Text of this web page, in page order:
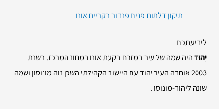
תיקון דלתות פנים פנדור בקריית אונו
לידיעתכם
יְהוּדהיה שמה של עיר במזרח בקעת אונו במחוז המרכז. בשנת
2003 אוחדה העיר יהוד עם היישוב הקהילתי השכן נוה מונוסון ושמה
שונה ליהוד-מונוסון.